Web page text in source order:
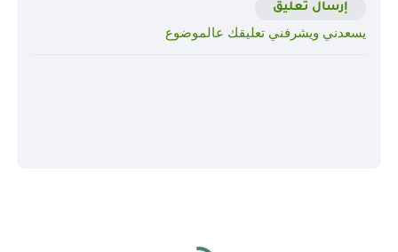
إرسال تعليق
يسعدني ويشرفني تعليقك عالموضوع